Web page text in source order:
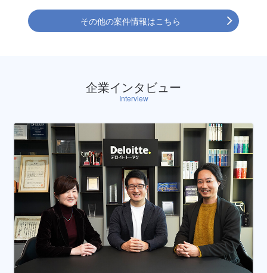
その他の案件情報はこちら
企業インタビュー
Interview